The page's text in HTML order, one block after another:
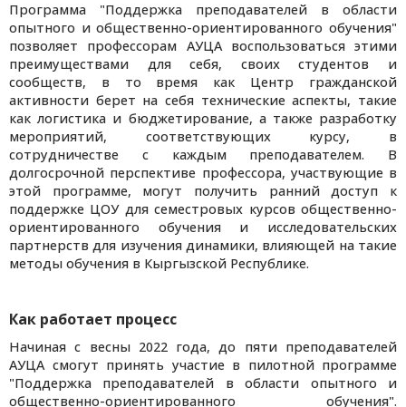
Программа "Поддержка преподавателей в области
опытного и общественно-ориентированного обучения"
позволяет профессорам АУЦА воспользоваться этими
преимуществами для себя, своих студентов и
сообществ, в то время как Центр гражданской
активности берет на себя технические аспекты, такие
как логистика и бюджетирование, а также разработку
мероприятий, соответствующих курсу, в
сотрудничестве с каждым преподавателем. В
долгосрочной перспективе профессора, участвующие в
этой программе, могут получить ранний доступ к
поддержке ЦОУ для семестровых курсов общественно-
ориентированного обучения и исследовательских
партнерств для изучения динамики, влияющей на такие
методы обучения в Кыргызской Республике.
Как работает процесс
Начиная с весны 2022 года, до пяти преподавателей
АУЦА смогут принять участие в пилотной программе
"Поддержка преподавателей в области опытного и
общественно-ориентированного обучения".